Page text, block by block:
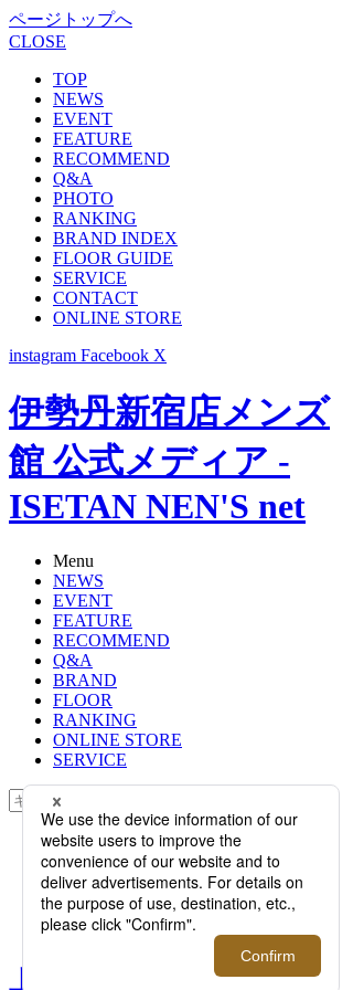
ページトップへ
CLOSE
TOP
NEWS
EVENT
FEATURE
RECOMMEND
Q&A
PHOTO
RANKING
BRAND INDEX
FLOOR GUIDE
SERVICE
CONTACT
ONLINE STORE
instagram Facebook X
伊勢丹新宿店メンズ
館 公式メディア -
ISETAN NEN'S net
Menu
NEWS
EVENT
FEATURE
RECOMMEND
Q&A
BRAND
FLOOR
RANKING
ONLINE STORE
SERVICE
TOP
PHOTO
上質だからキマる大人のTシャツ！
＜オーカ・トランク＞のTシャツコ
レクションをご紹介
上質だからキマる大人のT